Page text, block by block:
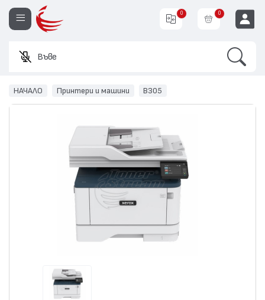
Въведете и
0 0
НАЧАЛО Принтери и машини B305